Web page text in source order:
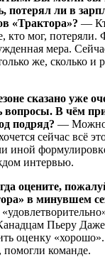
потерял ли в
«Трактора»? —
кто мог,
мера.
же, сколько
сказано уже
вопросы. В чём
подряд? — Можно
сейчас всё
иной
интервью.
оцените,
в минувшем
Пьеру
оценку
команде.